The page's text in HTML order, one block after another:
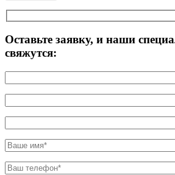
Оставьте заявку, и наши
свяжутся: